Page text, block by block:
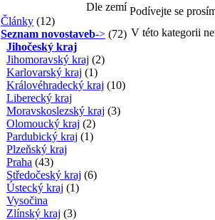
Dle zemí
Články (12)
Seznam novostaveb-> (72)
Jihočeský kraj
Jihomoravský kraj (2)
Karlovarský kraj (1)
Královéhradecký kraj (10)
Liberecký kraj
Moravskoslezský kraj (3)
Olomoucký kraj (2)
Pardubický kraj (1)
Plzeňský kraj
Praha (43)
Středočeský kraj (6)
Ústecký kraj (1)
Vysočina
Zlínský kraj (3)
Podívejte se
V této kategorii